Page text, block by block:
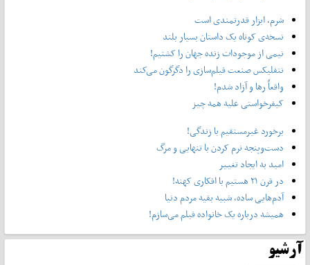
شرم، ابزار قدرتمندی است
نسخه‌ی کوتاه یک داستان بسیار بلند
نیمی از موجودات زنده جهان را کشتیم!
نتفلیکس صنعت فیلم‌سازی را دگرگون می‌کند
واقعاً رها و آزاد شدم!
کیفرخواستی علیه همه چیز
برخورد غیرمستقیم با زندگی!
دست‌وپنجه نرم کردن با تنهایی و مرگ
امید به ایجاد تغییر
در قرن ۲۱ هستیم با افکاری کهنه!
آدم‌هایی ساده، شبیه بقیه مردم دنیا
همیشه درباره یک خانواده فیلم می‌سازم!
آرشیو